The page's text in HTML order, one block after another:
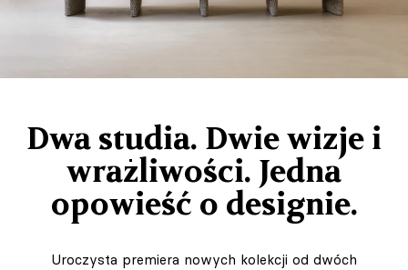
Dwa studia. Dwie wizje i
wrażliwości. Jedna
opowieść o designie.
Uroczysta premiera nowych kolekcji od dwóch